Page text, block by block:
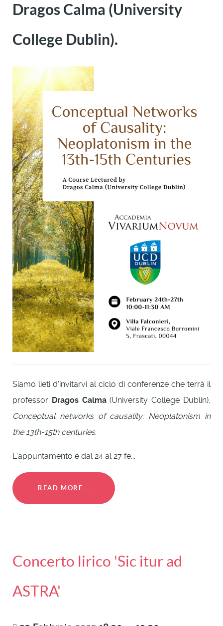
Dragos Calma (University
College Dublin).
Siamo lieti d'invitarvi al ciclo di conferenze che terrà il
professor Dragos Calma(University College Dublin),
Conceptual networks of causality: Neoplatonism in
the 13th-15th centuries.
L'appuntamento è dal 24 al 27 fe...
READ MORE...
Concerto lirico 'Sic itur ad
ASTRA'